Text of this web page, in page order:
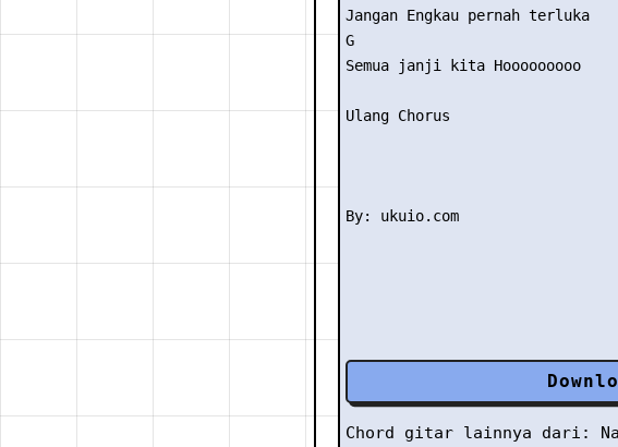
Jangan Engkau pernah terluka
G
Semua janji kita Hooooooooo
Ulang Chorus
Chord gitar lainnya dari: